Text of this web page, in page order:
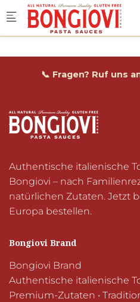
Skip to main content
📞 Fragen? Ruf uns
Authentische italienische
Bongiovi – nach
natürlichen Zutaten. Jetzt
Europa bestellen.
Bongiovi Brand
Bongiovi Brand
Authentische italienische
Premium-Zutaten •